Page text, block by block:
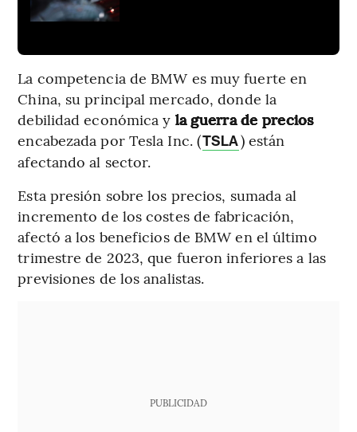
La competencia de BMW es muy fuerte en
China, su principal mercado, donde la
debilidad económica y la guerra de precios
encabezada por Tesla Inc. (TSLA) están
afectando al sector.
Esta presión sobre los precios, sumada al
incremento de los costes de fabricación,
afectó a los beneficios de BMW en el último
trimestre de 2023, que fueron inferiores a las
previsiones de los analistas.
PUBLICIDAD